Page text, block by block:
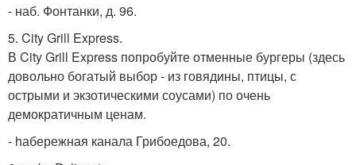
- наб. Фонтанки, д. 96.
5. City Grill Express.
В City Grill Express попробуйте отменные бургеры (здесь
довольно богатый выбор - из говядины, птицы, с
острыми и экзотическими соусами) по очень
демократичным ценам.
- hабережная канала Грибоедова, 20.